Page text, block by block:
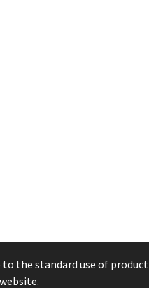
to the standard use of product